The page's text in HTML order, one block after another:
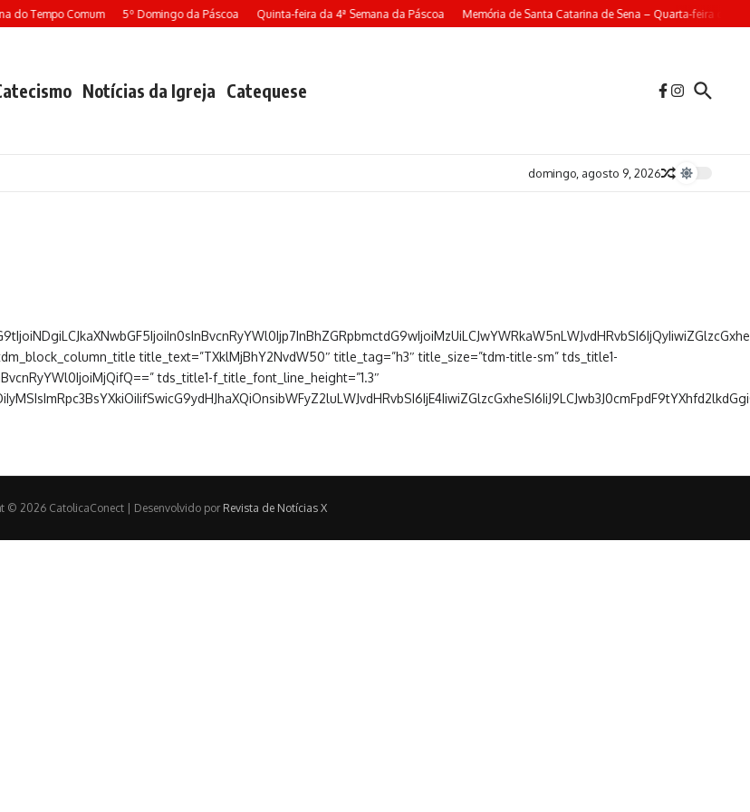
do Tempo Comum 5º Domingo da Páscoa Quinta-feira da 4ª Semana da Páscoa Memória de Santa Catarina de Sena – Quarta-feira da 4ª
Notícias da Igreja Catequese
domingo, agosto 9, 2026
title_text=”TXklMjBhY2NvdW50″ title_tag=”h3″ title_size=”tdm-title-sm” tds_title1-
tds_title1-f_title_font_line_height=”1.3″
© 2026 CatolicaConect | Desenvolvido por Revista de Notícias X